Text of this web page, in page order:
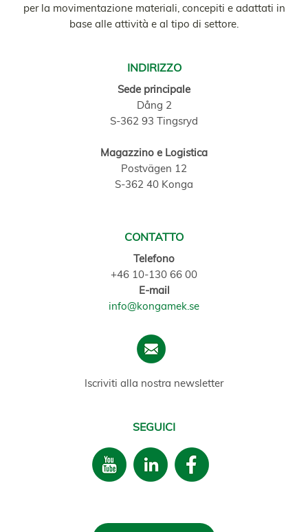
per la movimentazione materiali, concepiti e adattati in
base alle attività e al tipo di settore.
INDIRIZZO
Sede principale
Dång 2
S-362 93 Tingsryd
Magazzino e Logistica
Postvägen 12
S-362 40 Konga
CONTATTO
Telefono
+46 10-130 66 00
E-mail
info@kongamek.se
Iscriviti alla nostra newsletter
SEGUICI